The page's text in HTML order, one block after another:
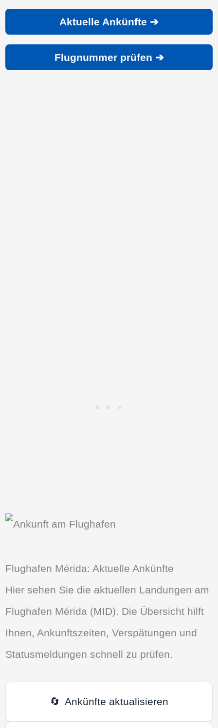
Aktuelle Ankünfte ➔
Flugnummer prüfen ➔
Flughafen Mérida: Aktuelle Ankünfte
Hier sehen Sie die aktuellen Landungen am
Flughafen Mérida (MID). Die Übersicht hilft
Ihnen, Ankunftszeiten, Verspätungen und
Statusmeldungen schnell zu prüfen.
🔄 Ankünfte aktualisieren